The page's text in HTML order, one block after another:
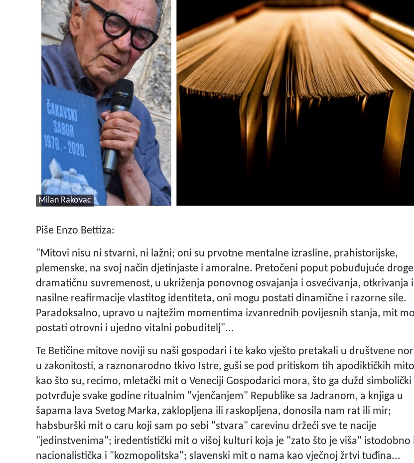
Milan Rakovac
Piše Enzo Bettiza:
"Mitovi nisu ni stvarni, ni lažni; oni su prvotne mentalne izrasline, prahistorijske,
plemenske, na svoj način djetinjaste i amoralne. Pretočeni poput pobuđujuće
dramatičnu suvremenost, u ukriženja ponovnog osvajanja i osvećivanja, otkrivanja i
nasilne reafirmacije vlastitog identiteta, oni mogu postati dinamične i razorne sile.
Paradoksalno, upravo u najtežim momentima izvanrednih povijesnih stanja, mit
postati otrovni i ujedno vitalni pobuditelj"...
Te Betičine mitove noviji su naši gospodari i te kako vješto pretakali u društvene
u zakonitosti, a raznonarodno tkivo Istre, guši se pod pritiskom tih apodiktičkih
kao što su, recimo, mletački mit o Veneciji Gospodarici mora, što ga dužd simbolički
potvrđuje svake godine ritualnim "vjenčanjem" Republike sa Jadranom, a knjiga u
šapama lava Svetog Marka, zaklopljena ili raskopljena, donosila nam rat ili mir;
habsburški mit o caru koji sam po sebi "stvara" carevinu držeći sve te nacije
"jedinstvenima"; iredentistički mit o višoj kulturi koja je "zato što je viša" istodobno
nacionalistička i "kozmopolitska"; slavenski mit o nama kao vječnoj žrtvi tuđina...